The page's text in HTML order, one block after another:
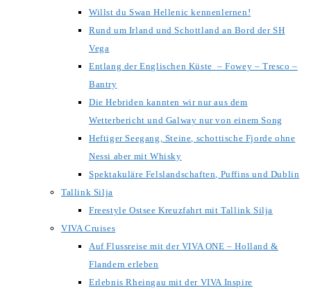
Willst du Swan Hellenic kennenlernen!
Rund um Irland und Schottland an Bord der SH
Vega
Entlang der Englischen Küste – Fowey – Tresco –
Bantry
Die Hebriden kannten wir nur aus dem
Wetterbericht und Galway nur von einem Song
Heftiger Seegang, Steine, schottische Fjorde ohne
Nessi aber mit Whisky
Spektakuläre Felslandschaften, Puffins und Dublin
Tallink Silja
Freestyle Ostsee Kreuzfahrt mit Tallink Silja
VIVA Cruises
Auf Flussreise mit der VIVA ONE – Holland &
Flandern erleben
Erlebnis Rheingau mit der VIVA Inspire